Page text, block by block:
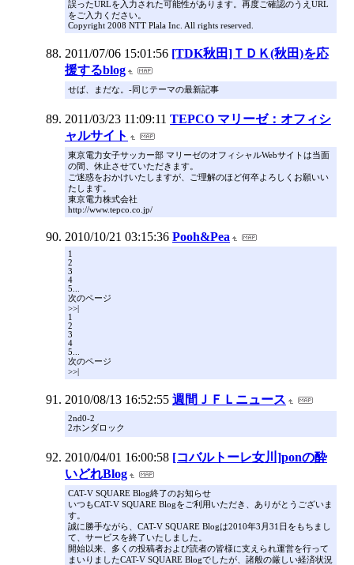
誤ったURLを入力された可能性があります。再度ご確認のうえURL
をご入力ください。
Copyright 2008 NTT Plala Inc. All rights reserved.
2011/07/06 15:01:56 [TDK秋田]ＴＤＫ(秋田)を応
援するblog
せば、まだな。-同じテーマの最新記事
2011/03/23 11:09:11 TEPCO マリーゼ：オフィシ
ャルサイト
東京電力女子サッカー部 マリーゼのオフィシャルWebサイトは当面
の間、休止させていただきます。
ご迷惑をおかけいたしますが、ご理解のほど何卒よろしくお願いい
たします。
東京電力株式会社
http://www.tepco.co.jp/
2010/10/21 03:15:36 Pooh&Pea
1
2
3
4
5...
次のページ
>>|
1
2
3
4
5...
次のページ
>>|
2010/08/13 16:52:55 週間ＪＦＬニュース
2nd0-2
2ホンダロック
2010/04/01 16:00:58 [コバルトーレ女川]ponの酔
いどれBlog
CAT-V SQUARE Blog終了のお知らせ
いつもCAT-V SQUARE Blogをご利用いただき、ありがとうございま
す。
誠に勝手ながら、CAT-V SQUARE Blogは2010年3月31日をもちまし
て、サービスを終了いたしました。
開始以来、多くの投稿者および読者の皆様に支えられ運営を行って
まいりましたCAT-V SQUARE Blogでしたが、諸般の厳しい経済状況